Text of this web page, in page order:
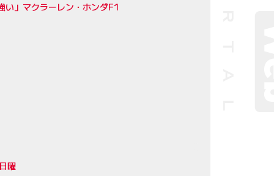
い」マクラーレン・ホンダF1
曜